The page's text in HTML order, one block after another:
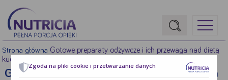
Strona główna Gotowe preparaty odżywcze i ich przewaga nad dietą
kuchenną
Gotowe preparaty odżywcze i ich przewaga
Zgoda na pliki cookie i przetwarzanie danych